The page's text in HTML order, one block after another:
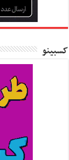
کسبینو